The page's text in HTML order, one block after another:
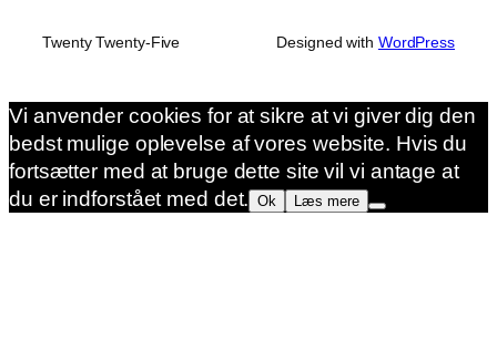
Twenty Twenty-Five Designed with WordPress
Vi anvender cookies for at sikre at vi giver dig den
bedst mulige oplevelse af vores website. Hvis du
fortsætter med at bruge dette site vil vi antage at
du er indforstået med det. Ok Læs mere